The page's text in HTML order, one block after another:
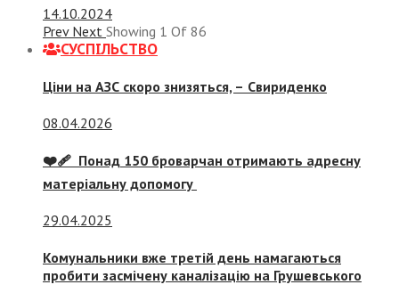
14.10.2024
Prev Next Showing 1 Of 86
СУСПIЛЬСТВО
Ціни на АЗС скоро знизяться, – Свириденко
08.04.2026
❤️‍🩹 Понад 150 броварчан отримають адресну
матеріальну допомогу
29.04.2025
Комунальники вже третій день намагаються
пробити засмічену каналізацію на Грушевського